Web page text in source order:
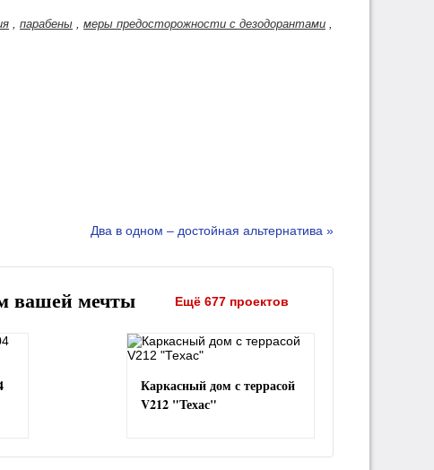
, парабены , меры предосторожности с дезодорантами ,
Два в одном – достойная альтернатива »
вашей мечты Ещё 677 проектов
Каркасный дом с террасой
V212 "Техас"